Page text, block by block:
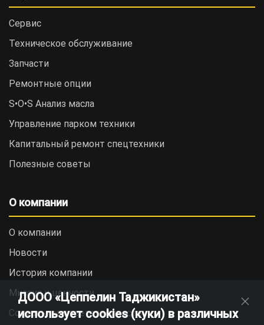
Сервис
Техническое обслуживание
Запчасти
Ремонтные опции
S•O•S Анализ масла
Управление парком техники
Капитальный ремонт спецтехники
Полезные советы
О компании
О компании
Новости
История компании
Миссия и ценности
Социальная ответственность
ДООО «Цеппелин Таджикистан»
использует cookies (куки) в различных